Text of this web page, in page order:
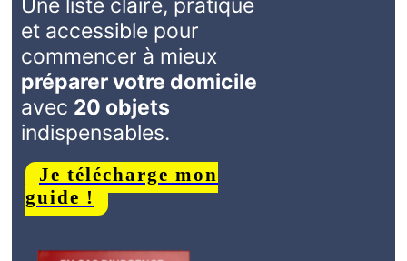
Une liste claire, pratique
et accessible pour
commencer à mieux
préparer votre domicile
avec 20 objets
indispensables.
Je télécharge mon
guide !